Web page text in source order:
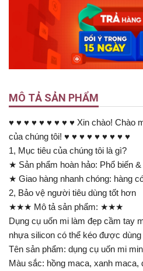
MÔ TẢ SẢN PHẨM
♥ ♥ ♥ ♥ ♥ ♥ ♥ ♥ ♥ Xin chào! Chào
của chúng tôi! ♥ ♥ ♥ ♥ ♥ ♥ ♥ ♥ ♥
1, Mục tiêu của chúng tôi là gì?
★ Sản phẩm hoàn hảo: Phổ biến
★ Giao hàng nhanh chóng: hàng
2, Bảo vệ người tiêu dùng tốt hơn
★★★ Mô tả sản phẩm: ★★★
Dụng cụ uốn mi làm đẹp cầm tay
nhựa silicon có thể kéo được dùng
Tên sản phẩm: dụng cụ uốn mi
Màu sắc: hồng maca, xanh maca,